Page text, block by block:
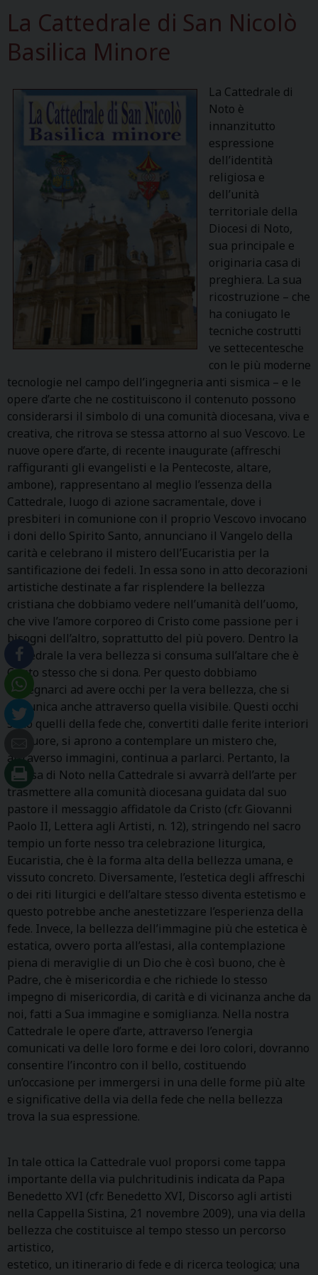
La Cattedrale di San Nicolò
Basilica Minore
La Cattedrale di
Noto è
innanzitutto
espressione
dell’identità
religiosa e
dell’unità
territoriale della
Diocesi di Noto,
sua principale e
originaria casa di
preghiera. La sua
ricostruzione – che
ha coniugato le
tecniche costrutti
ve settecentesche
con le più moderne
tecnologie nel campo dell’ingegneria anti sismica – e le
opere d’arte che ne costituiscono il contenuto possono
considerarsi il simbolo di una comunità diocesana, viva e
creativa, che ritrova se stessa attorno al suo Vescovo. Le
nuove opere d’arte, di recente inaugurate (affreschi
raffiguranti gli evangelisti e la Pentecoste, altare,
ambone), rappresentano al meglio l’essenza della
Cattedrale, luogo di azione sacramentale, dove i
presbiteri in comunione con il proprio Vescovo invocano
i doni dello Spirito Santo, annunciano il Vangelo della
carità e celebrano il mistero dell’Eucaristia per la
santificazione dei fedeli. In essa sono in atto decorazioni
artistiche destinate a far risplendere la bellezza
cristiana che dobbiamo vedere nell’umanità dell’uomo,
che vive l’amore corporeo di Cristo come passione per i
bisogni dell’altro, soprattutto del più povero. Dentro la
Cattedrale la vera bellezza si consuma sull’altare che è
Cristo stesso che si dona. Per questo dobbiamo
impegnarci ad avere occhi per la vera bellezza, che si
comunica anche attraverso quella visibile. Questi occhi
sono quelli della fede che, convertiti dalle ferite interiori
del cuore, si aprono a contemplare un mistero che,
attraverso immagini, continua a parlarci. Pertanto, la
Chiesa di Noto nella Cattedrale si avvarrà dell’arte per
trasmettere alla comunità diocesana guidata dal suo
pastore il messaggio affidatole da Cristo (cfr. Giovanni
Paolo II, Lettera agli Artisti, n. 12), stringendo nel sacro
tempio un forte nesso tra celebrazione liturgica,
Eucaristia, che è la forma alta della bellezza umana, e
vissuto concreto. Diversamente, l’estetica degli affreschi
o dei riti liturgici e dell’altare stesso diventa estetismo e
questo potrebbe anche anestetizzare l’esperienza della
fede. Invece, la bellezza dell’immagine più che estetica è
estatica, ovvero porta all’estasi, alla contemplazione
piena di meraviglie di un Dio che è così buono, che è
Padre, che è misericordia e che richiede lo stesso
impegno di misericordia, di carità e di vicinanza anche da
noi, fatti a Sua immagine e somiglianza. Nella nostra
Cattedrale le opere d’arte, attraverso l’energia
comunicati va delle loro forme e dei loro colori, dovranno
consentire l’incontro con il bello, costituendo
un’occasione per immergersi in una delle forme più alte
e significative della via della fede che nella bellezza
trova la sua espressione.
In tale ottica la Cattedrale vuol proporsi come tappa
importante della via pulchritudinis indicata da Papa
Benedetto XVI (cfr. Benedetto XVI, Discorso agli artisti
nella Cappella Sistina, 21 novembre 2009), una via della
bellezza che costituisce al tempo stesso un percorso
artistico,
estetico, un itinerario di fede e di ricerca teologica; una